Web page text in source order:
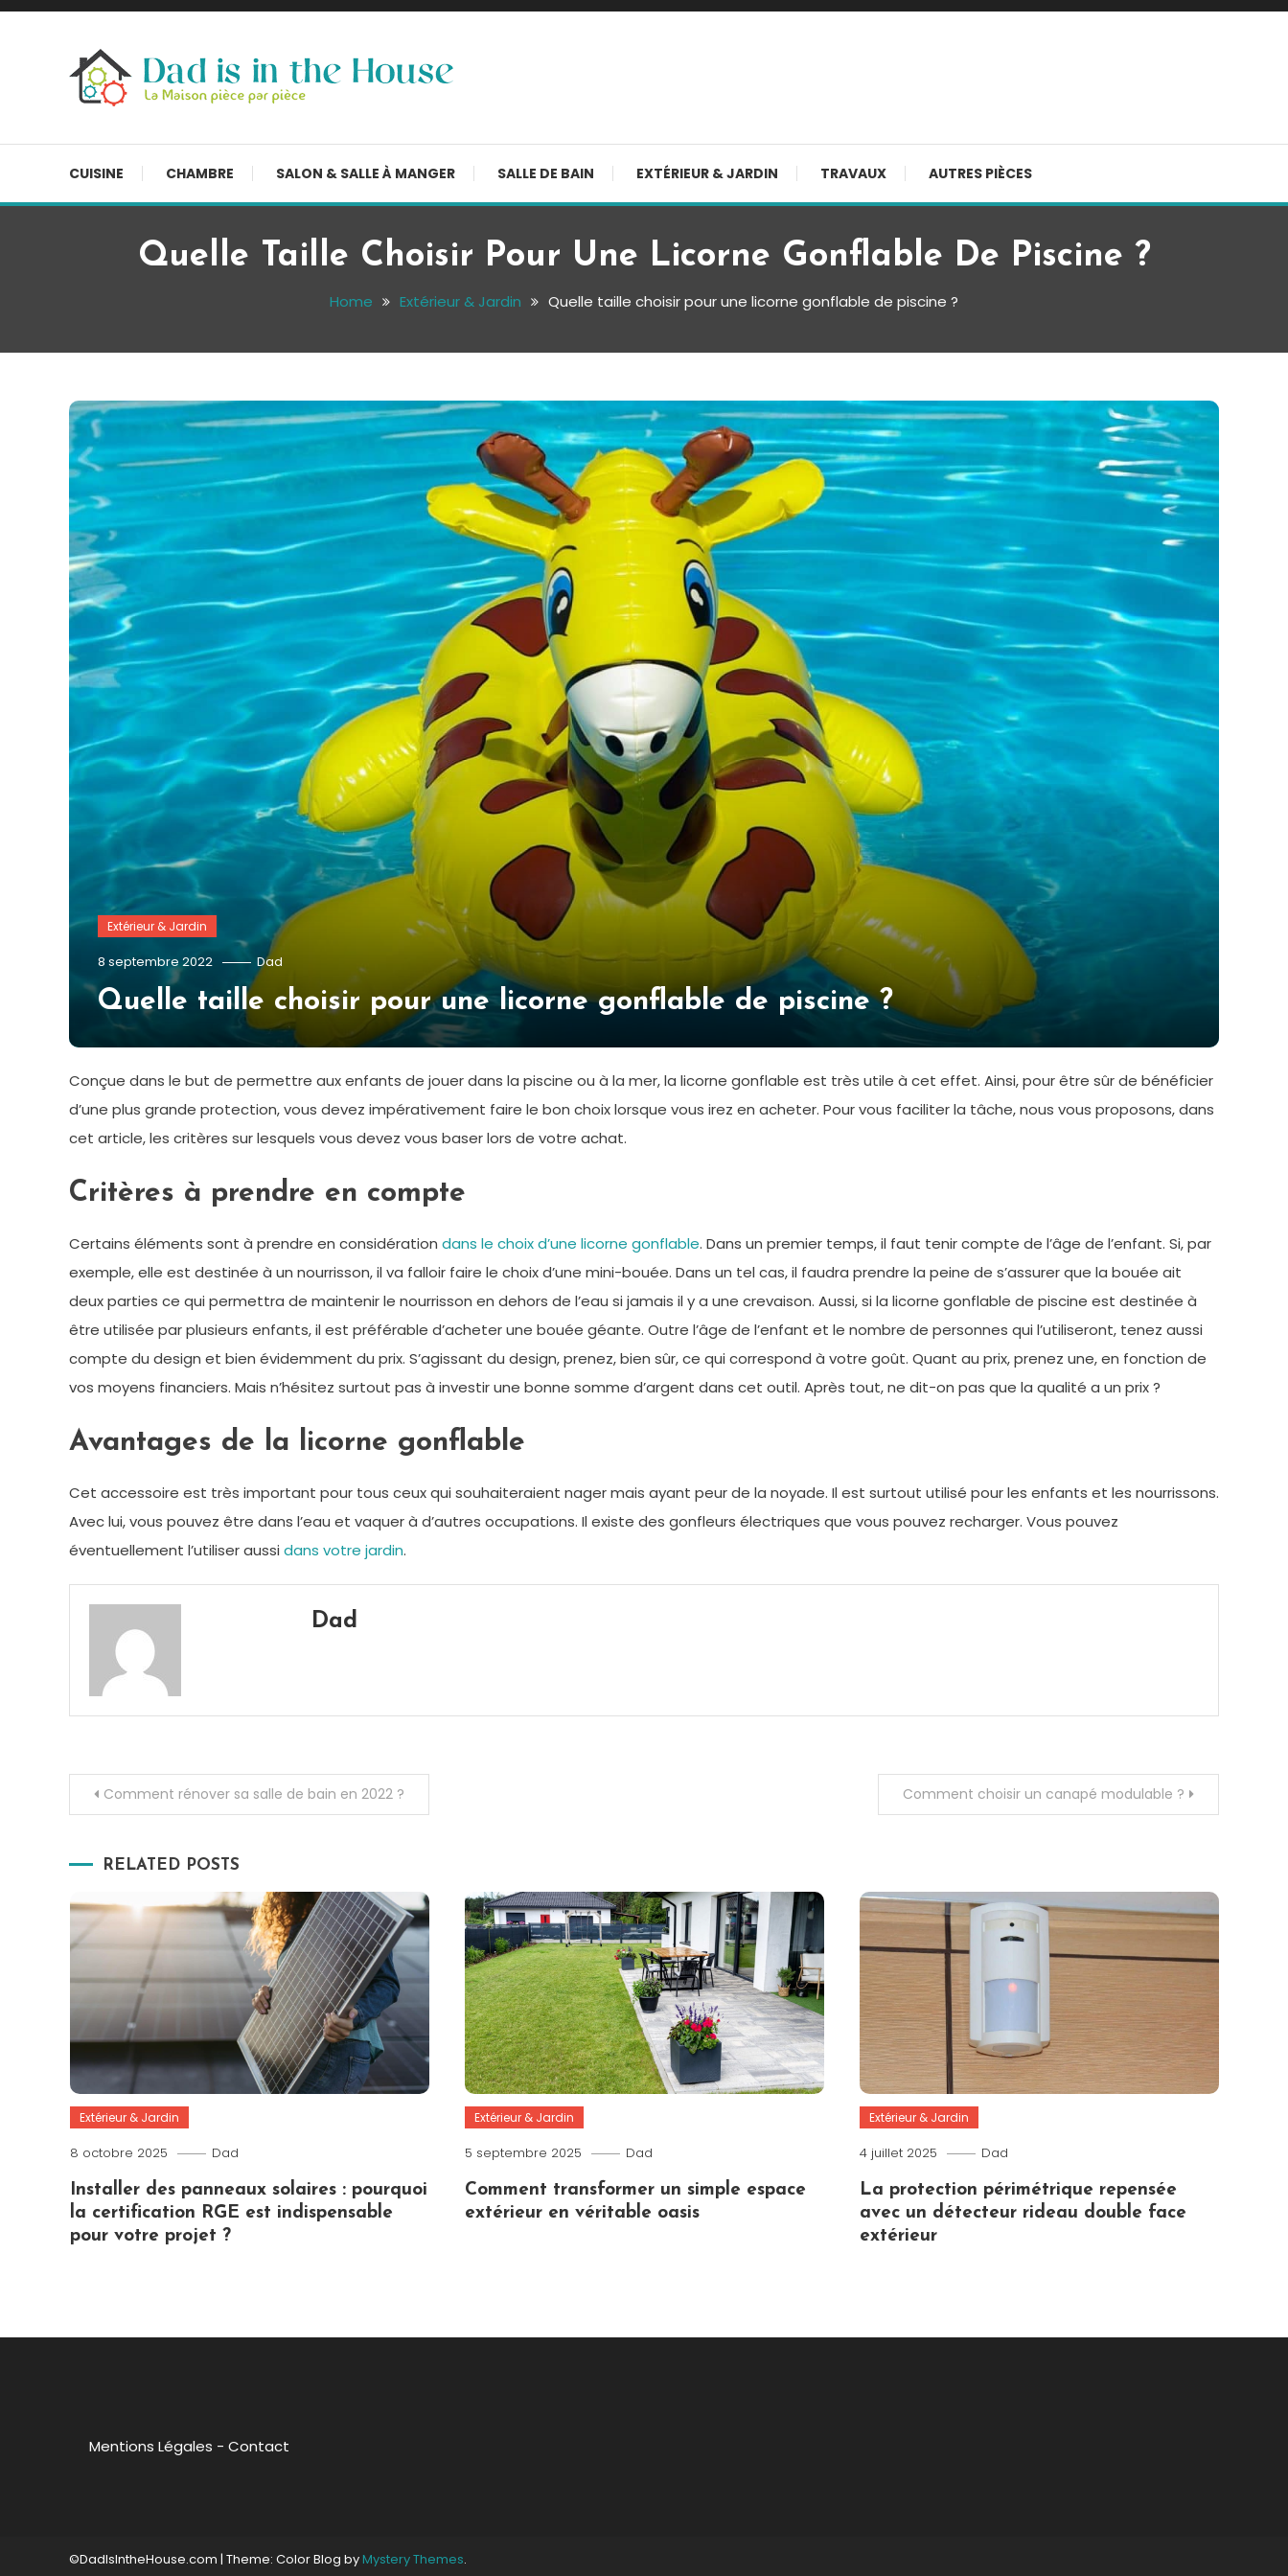
Skip
CUISINE CHAMBRE SALON & SALLE À MANGER SALLE DE BAIN EXTÉRIEUR & JARDIN TRAVAUX AUTRES PIÈCES
Quelle Taille Choisir Pour Une Licorne Gonflable De Piscine ?
Home Extérieur & Jardin Quelle taille choisir pour une licorne gonflable de piscine ?
Extérieur & Jardin
8 septembre 2022 Dad
Quelle taille choisir pour une licorne gonflable de piscine ?
Conçue dans le but de permettre aux enfants de jouer dans la piscine ou à la mer, la licorne gonflable est très utile à cet effet. Ainsi, pour être sûr de bénéficier
d’une plus grande protection, vous devez impérativement faire le bon choix lorsque vous irez en acheter. Pour vous faciliter la tâche, nous vous proposons, dans
cet article, les critères sur lesquels vous devez vous baser lors de votre achat.
Critères à prendre en compte
Certains éléments sont à prendre en considération dans le choix d’une licorne gonflable. Dans un premier temps, il faut tenir compte de l’âge de l’enfant. Si, par
exemple, elle est destinée à un nourrisson, il va falloir faire le choix d’une mini-bouée. Dans un tel cas, il faudra prendre la peine de s’assurer que la bouée ait
deux parties ce qui permettra de maintenir le nourrisson en dehors de l’eau si jamais il y a une crevaison. Aussi, si la licorne gonflable de piscine est destinée à
être utilisée par plusieurs enfants, il est préférable d’acheter une bouée géante. Outre l’âge de l’enfant et le nombre de personnes qui l’utiliseront, tenez aussi
compte du design et bien évidemment du prix. S’agissant du design, prenez, bien sûr, ce qui correspond à votre goût. Quant au prix, prenez une, en fonction de
vos moyens financiers. Mais n’hésitez surtout pas à investir une bonne somme d’argent dans cet outil. Après tout, ne dit-on pas que la qualité a un prix ?
Avantages de la licorne gonflable
Cet accessoire est très important pour tous ceux qui souhaiteraient nager mais ayant peur de la noyade. Il est surtout utilisé pour les enfants et les nourrissons.
Avec lui, vous pouvez être dans l’eau et vaquer à d’autres occupations. Il existe des gonfleurs électriques que vous pouvez recharger. Vous pouvez
éventuellement l’utiliser aussi dans votre jardin.
Dad
Navigation
Comment rénover sa salle de bain en 2022 ? Comment choisir un canapé modulable ?
RELATED POSTS
Extérieur & Jardin
8 octobre 2025 Dad
Installer des panneaux solaires : pourquoi
la certification RGE est indispensable
pour votre projet ?
Extérieur & Jardin
5 septembre 2025 Dad
Comment transformer un simple espace
extérieur en véritable oasis
Extérieur & Jardin
4 juillet 2025 Dad
La protection périmétrique repensée
avec un détecteur rideau double face
extérieur
Mentions Légales -Contact
©DadIsIntheHouse.com | Theme: Color Blog by Mystery Themes.